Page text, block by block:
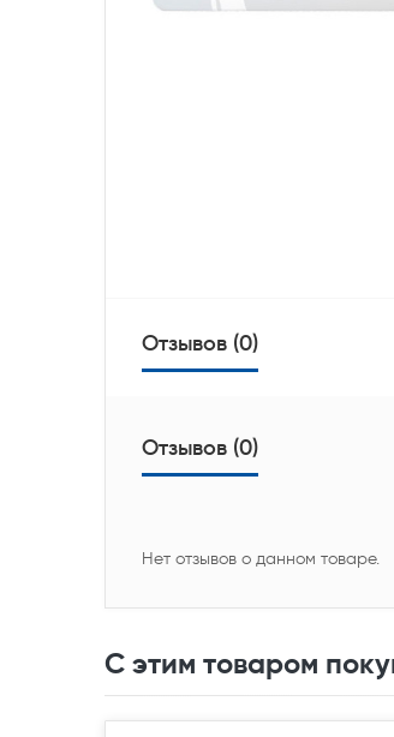
Отзывов (0)
Отзывов (0)
Нет отзывов о данном товаре.
С этим товаром